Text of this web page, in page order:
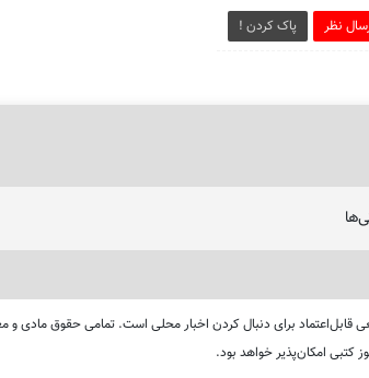
نظر پاک کردن !
و مرجعی قابل‌اعتماد برای دنبال کردن اخبار محلی است. تمامی حقوق
کتبی امکان‌پذیر خواهد بود.